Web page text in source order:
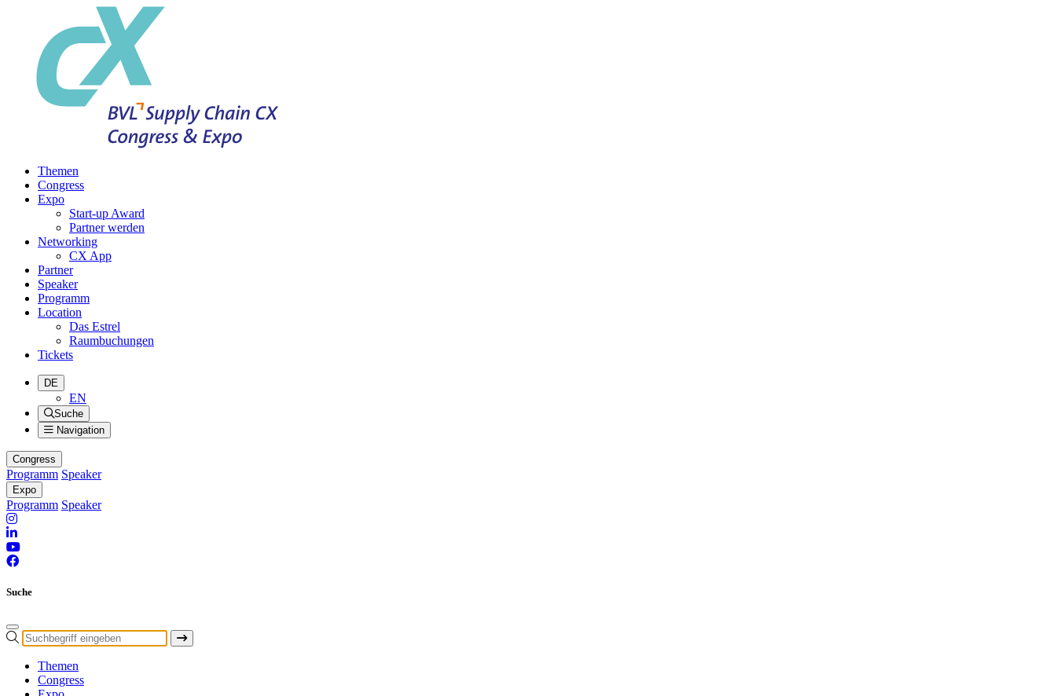
Themen
Congress
Expo
Start-up Award
Partner werden
Networking
CX App
Partner
Speaker
Programm
Location
Das Estrel
Raumbuchungen
Tickets
DE
EN
Suche
Navigation
Congress
Programm Speaker
Expo
Programm Speaker
Suche
Themen
Congress